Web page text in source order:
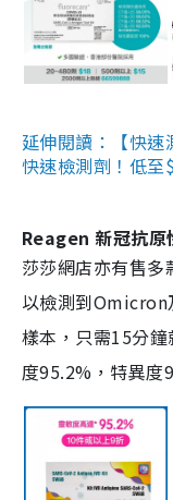
延伸閱讀：【快
快速檢測劑！低
Reagen 新冠抗原
莎莎網店亦有售
以檢測到
樣本，只需15分
度95.2%，特異度